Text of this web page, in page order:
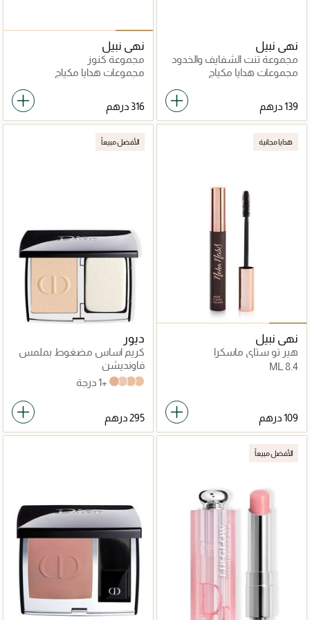
نهى نبيل
مجموعة تنت الشفايف والخدود
مجموعات هدايا مكياج
نهى نبيل
مجموعة كنوز
مجموعات هدايا مكياج
هدايا مجانية
نهى نبيل
هير تو ستاي ماسكرا
8.4 ML
الأفضل مبيعاً
ديور
كريم اساس مضغوط بملمس
مخملي
فاونديشن
2N Neutral
3N Neutral
1N Neutral
2.5 neutral +1 درجة
الأفضل مبيعاً